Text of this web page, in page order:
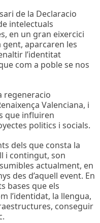
de la Declaracio
intelectuals
en un gran eixercici
gent, aparcaren les
l’identitat
com a poble se nos
regeneracio
Valenciana, i
que influiren
politics i socials.
dels que consta la
i contingut, son
actualment, en
des d’aquell event. En
bases que els
l’identidat, la llengua,
conseguir